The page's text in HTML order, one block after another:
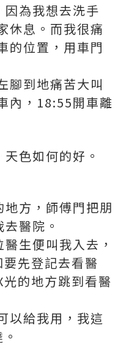
為我想去洗手
休息。而我很痛
的位置，用車門
腳到地痛苦大叫
內，18:55開車離
色如何的好。
方，師傅門把朋
醫院。
生便叫我入去，
先登記去看醫
的地方跳到看醫
以給我用，我這